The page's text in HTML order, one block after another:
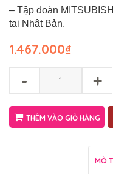
– Tập đoàn
tại Nhật Bản.
₫
1.467.000
- +
THÊM VÀO GIỎ HÀNG
MÔ